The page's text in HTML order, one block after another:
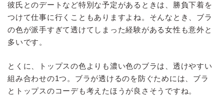
彼氏とのデートなど特別な予定があるときは、勝負下着を
つけて仕事に行くこともありますよね。そんなとき、ブラ
の色が派手すぎて透けてしまった経験がある女性も意外と
多いです。
とくに、トップスの色よりも濃い色のブラは、透けやすい
組み合わせの1つ。ブラが透けるのを防ぐためには、ブラ
とトップスのコーデも考えたほうが良さそうですね。